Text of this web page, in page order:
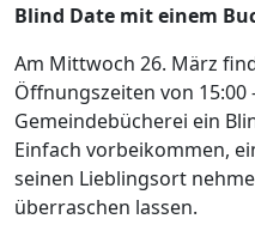
Blind Date mit einem
Am Mittwoch 26. März
Öffnungszeiten von 15:00
Gemeindebücherei ein
Einfach vorbeikommen,
seinen Lieblingsort
überraschen lassen.